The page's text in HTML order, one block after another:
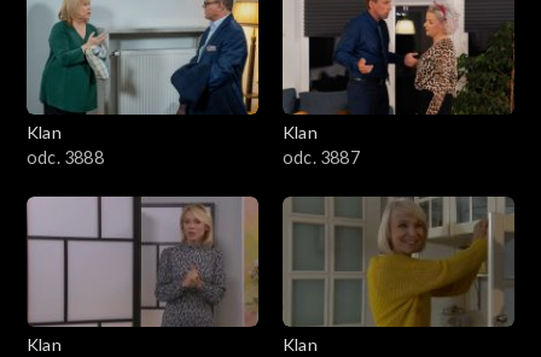
2501–2600
2401–2500
2301–2400
2201–2300
2001–2100
Klan
odc. 3888
Klan
odc. 3887
Klan
Klan